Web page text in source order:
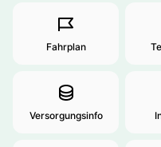
Fahrplan
Versorgungsinfo